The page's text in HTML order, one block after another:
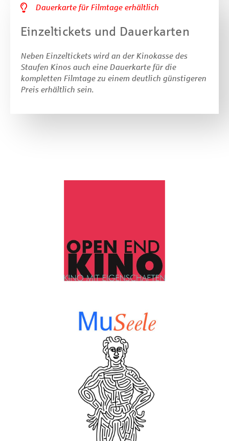
Dauerkarte für Filmtage erhältlich
Einzeltickets und Dauerkarten
Neben Einzeltickets wird an der Kinokasse des
Staufen Kinos auch eine Dauerkarte für die
kompletten Filmtage zu einem deutlich günstigeren
Preis erhältlich sein.